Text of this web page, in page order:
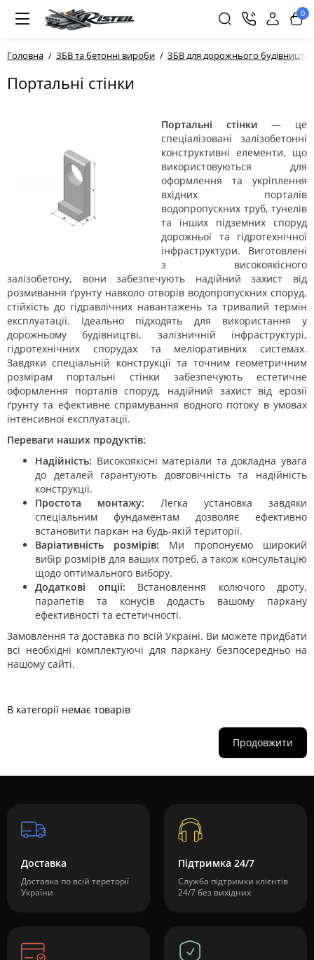
0
Головна ЗБВ та бетонні вироби ЗБВ для дорожнього будівництва
Портальні стінки
Портальні стінки — це
спеціалізовані залізобетонні
конструктивні елементи, що
використовуються для
оформлення та укріплення
вхідних порталів
водопропускних труб, тунелів
та інших підземних споруд
дорожньої та гідротехнічної
інфраструктури. Виготовлені
з високоякісного
залізобетону, вони забезпечують надійний захист від
розмивання ґрунту навколо отворів водопропускних споруд,
стійкість до гідравлічних навантажень та тривалий термін
експлуатації. Ідеально підходять для використання у
дорожньому будівництві, залізничній інфраструктурі,
гідротехнічних спорудах та меліоративних системах.
Завдяки спеціальній конструкції та точним геометричним
розмірам портальні стінки забезпечують естетичне
оформлення порталів споруд, надійний захист від ерозії
ґрунту та ефективне спрямування водного потоку в умовах
інтенсивної експлуатації.
Переваги наших продуктів:
Надійність: Високоякісні матеріали та докладна увага
до деталей гарантують довговічність та надійність
конструкції.
Простота монтажу: Легка установка завдяки
спеціальним фундаментам дозволяє ефективно
встановити паркан на будь-якій території.
Варіативність розмірів: Ми пропонуємо широкий
вибір розмірів для ваших потреб, а також консультацію
щодо оптимального вибору.
Додаткові опції: Встановлення колючого дроту,
парапетів та конусів додасть вашому паркану
ефективності та естетичності.
Замовлення та доставка по всій Україні. Ви можете придбати
всі необхідні комплектуючі для паркану безпосередньо на
нашому сайті.
В категорії немає товарів
Продовжити
Доставка
Доставка по всій тереторії
України
Підтримка 24/7
Служба підтримки клієнтів
24/7 без вихідних